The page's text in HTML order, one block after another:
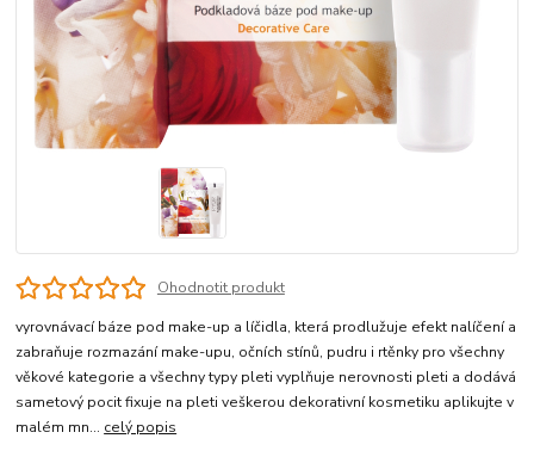
Ohodnotit produkt
vyrovnávací báze pod make-up a líčidla, která prodlužuje efekt nalíčení a
zabraňuje rozmazání make-upu, očních stínů, pudru i rtěnky pro všechny
věkové kategorie a všechny typy pleti vyplňuje nerovnosti pleti a dodává
sametový pocit fixuje na pleti veškerou dekorativní kosmetiku aplikujte v
malém mn... celý popis